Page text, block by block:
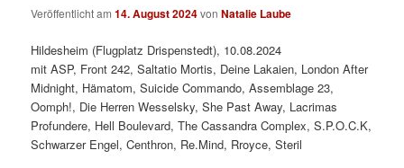
Veröffentlicht am14. August 2024vonNatalie Laube
Hildesheim (Flugplatz Drispenstedt), 10.08.2024
mit ASP, Front 242, Saltatio Mortis, Deine Lakaien, London After
Midnight, Hämatom, Suicide Commando, Assemblage 23,
Oomph!, Die Herren Wesselsky, She Past Away, Lacrimas
Profundere, Hell Boulevard, The Cassandra Complex, S.P.O.C.K,
Schwarzer Engel, Centhron, Re.Mind, Rroyce, Steril